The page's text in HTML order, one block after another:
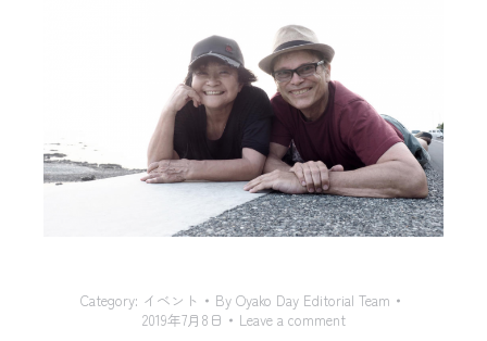
Category: イベント By Oyako Day Editorial Team
2019年7月8日
Leave a comment